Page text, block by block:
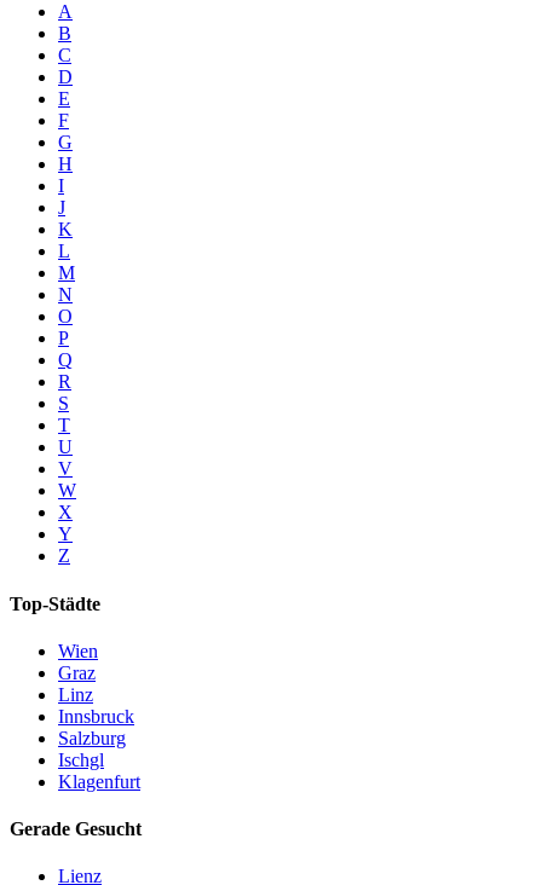
A
B
C
D
E
F
G
H
I
J
K
L
M
N
O
P
Q
R
S
T
U
V
W
X
Y
Z
Top-Städte
Wien
Graz
Linz
Innsbruck
Salzburg
Ischgl
Klagenfurt
Gerade Gesucht
Lienz